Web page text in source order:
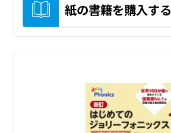
紙の書籍を購入する